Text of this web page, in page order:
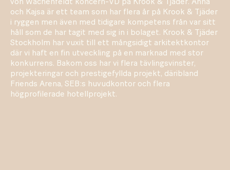
och Kajsa är ett team som har flera år på Krook & Tjäder
i ryggen men även med tidigare kompetens från var sitt
håll som de har tagit med sig in i bolaget. Krook & Tjäder
Stockholm har vuxit till ett mångsidigt arkitektkontor
där vi haft en fin utveckling på en marknad med stor
konkurrens. Bakom oss har vi flera tävlingsvinster,
projekteringar och prestigefyllda projekt, däribland
Friends Arena, SEB:s huvudkontor och flera
högprofilerade hotellprojekt.